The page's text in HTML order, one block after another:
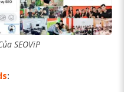
SEOViP
: